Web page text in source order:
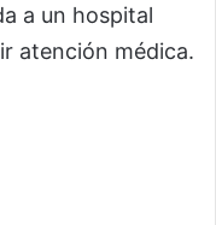
a un hospital
atención médica.